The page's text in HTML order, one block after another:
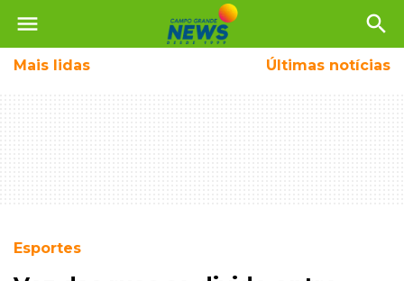
menu search
Mais lidas Últimas notícias
Esportes